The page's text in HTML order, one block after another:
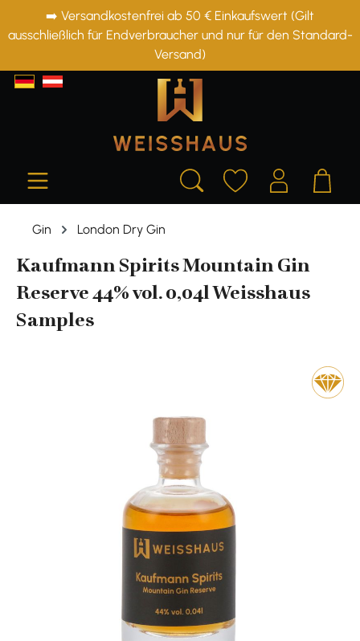
springen
➡️ Versandkostenfrei ab 50 € Einkaufswert (Gilt
ausschließlich für Endverbraucher und nur für den Standard-
Versand)
Gin London Dry Gin
Kaufmann Spirits Mountain Gin
Reserve 44% vol. 0,04l Weisshaus
Samples